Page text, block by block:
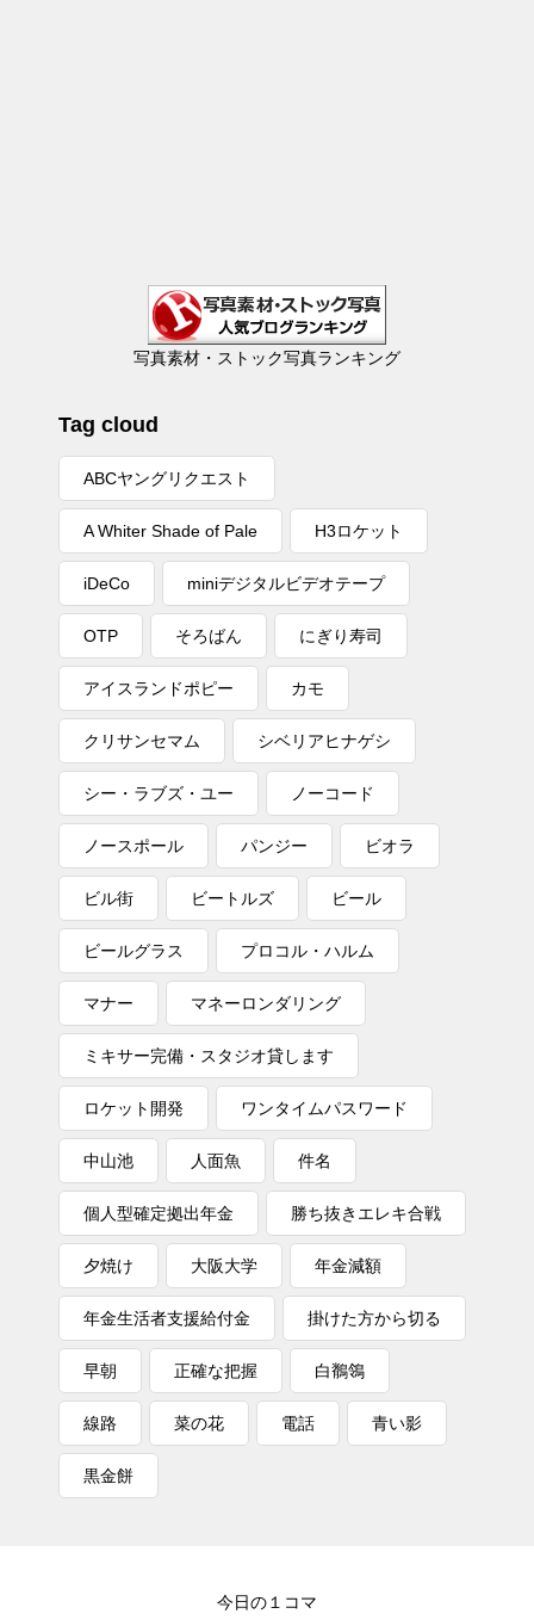
写真素材・ストック写真ランキング
Tag cloud
ABCヤングリクエスト
A Whiter Shade of Pale H3ロケット
iDeCo miniデジタルビデオテープ
OTP そろばん にぎり寿司
アイスランドポピー カモ
クリサンセマム シベリアヒナゲシ
シー・ラブズ・ユー ノーコード
ノースポール パンジー ビオラ
ビル街 ビートルズ ビール
ビールグラス プロコル・ハルム
マナー マネーロンダリング
ミキサー完備・スタジオ貸します
ロケット開発 ワンタイムパスワード
中山池 人面魚 件名
個人型確定拠出年金 勝ち抜きエレキ合戦
夕焼け 大阪大学 年金減額
年金生活者支援給付金 掛けた方から切る
早朝 正確な把握 白鶺鴒
線路 菜の花 電話 青い影
黒金餅
今日の１コマ